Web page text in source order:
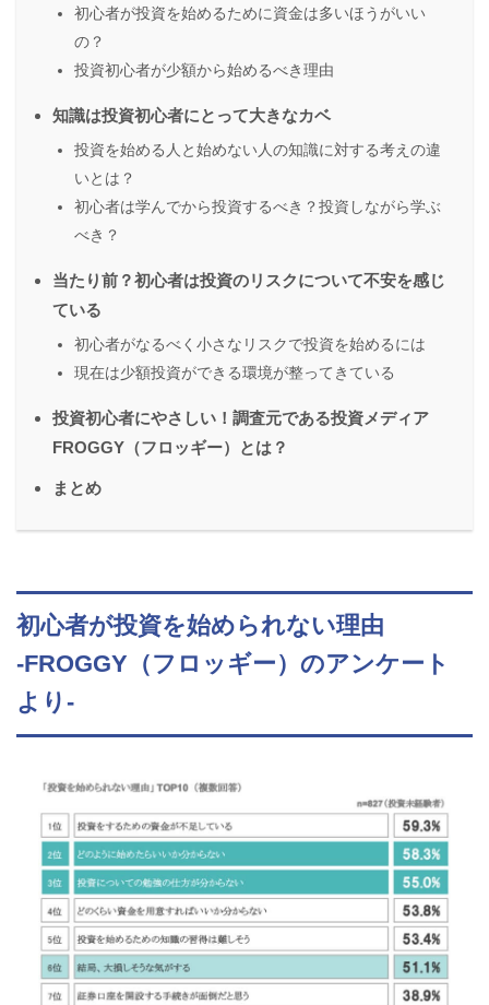
初心者が投資を始めるために資金は多いほうがいい
の？
投資初心者が少額から始めるべき理由
知識は投資初心者にとって大きなカベ
投資を始める人と始めない人の知識に対する考えの違
いとは？
初心者は学んでから投資するべき？投資しながら学ぶ
べき？
当たり前？初心者は投資のリスクについて不安を感じ
ている
初心者がなるべく小さなリスクで投資を始めるには
現在は少額投資ができる環境が整ってきている
投資初心者にやさしい！調査元である投資メディア
FROGGY（フロッギー）とは？
まとめ
初心者が投資を始められない理由
-FROGGY（フロッギー）のアンケート
より-